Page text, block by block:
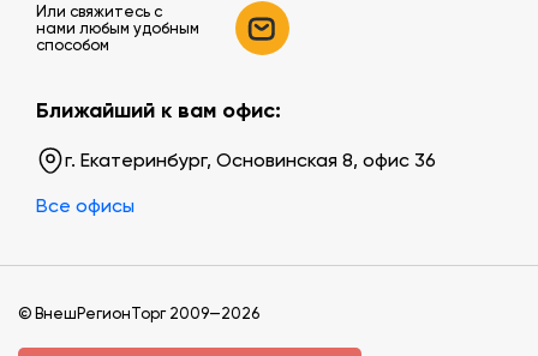
Или свяжитесь c
нами любым удобным
способом
Ближайший к вам офис:
г. Екатеринбург, Основинская 8, офис 36
Все офисы
© ВнешРегионТорг 2009—2026